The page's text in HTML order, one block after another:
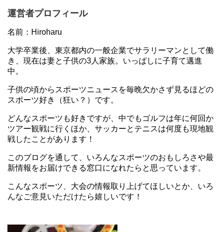
運営者プロフィール
名前：Hiroharu
大学卒業後、東京都内の一般企業でサラリーマンとして働
き、現在は妻と子供の3人家族。いっぱしに子育て邁進
中。
子供の頃からスポーツニュースを毎晩欠かさず見るほどの
スポーツ好き（狂い？）です。
どんなスポーツも好きですが、中でもゴルフは年に何回か
ツアー観戦に行くほか、サッカーとテニスは何度も現地観
戦したことがあります！
このブログを通して、いろんなスポーツのおもしろさや最
新情報をお届けできる窓口になれたらと思っています。
こんなスポーツ、大会の情報取り上げてほしいとか、いろ
んなご意見いただけたら嬉しいです！